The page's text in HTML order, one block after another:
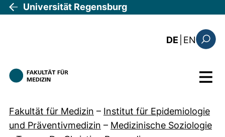
Direkt zum Inhalt
Universität Regensburg
DE EN: the
Menü
Fakultät für Medizin – Institut für Epidemiologie
und Präventivmedizin – Medizinische Soziologie